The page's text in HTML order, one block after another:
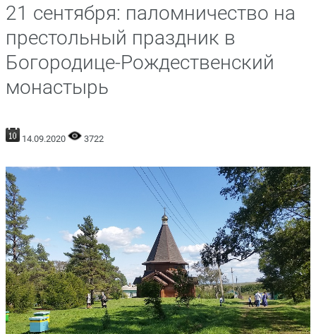
21 сентября: паломничество на
престольный праздник в
Богородице-Рождественский
монастырь
14.09.2020 3722